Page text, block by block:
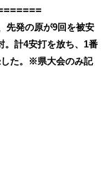
先発の原が9回を被安
。計4安打を放ち、1番
した。※県大会のみ記